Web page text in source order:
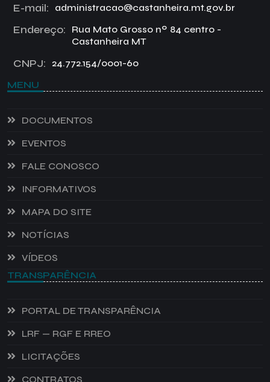
E-mail: administracao@castanheira.mt.gov.br
Endereço:
Rua Mato Grosso nº 84 centro -
Castanheira MT
CNPJ: 24.772.154/0001-60
MENU
DOCUMENTOS
EVENTOS
FALE CONOSCO
INFORMATIVOS
MAPA DO SITE
NOTÍCIAS
VÍDEOS
TRANSPARÊNCIA
PORTAL DE TRANSPARÊNCIA
LRF — RGF E RREO
LICITAÇÕES
CONTRATOS